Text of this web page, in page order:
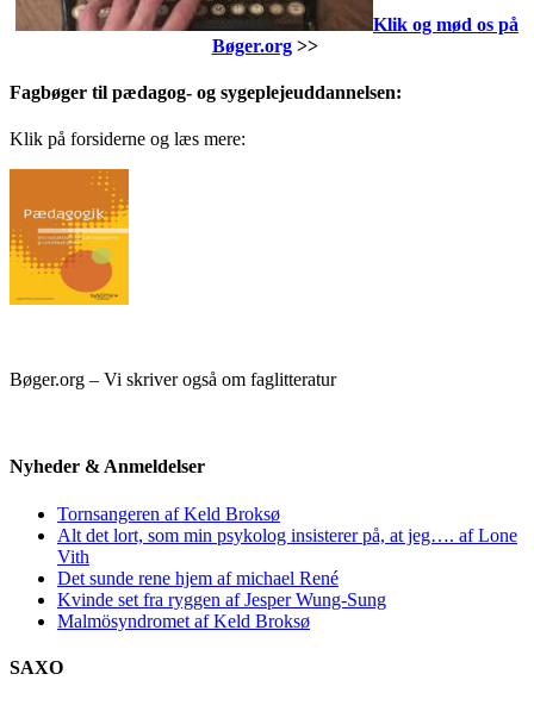
Klik og mød os på
Bøger.org>>
Fagbøger til pædagog- og sygeplejeuddannelsen:
Klik på forsiderne og læs mere:
Bøger.org – Vi skriver også om faglitteratur
Nyheder & Anmeldelser
Tornsangeren af Keld Broksø
Alt det lort, som min psykolog insisterer på, at jeg…. af Lone
Vith
Det sunde rene hjem af michael René
Kvinde set fra ryggen af Jesper Wung-Sung
Malmösyndromet af Keld Broksø
SAXO